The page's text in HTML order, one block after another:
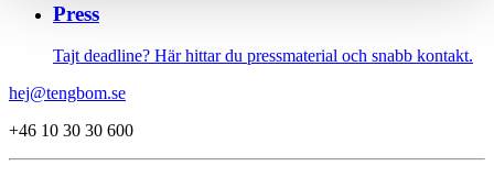
Press
Tajt deadline? Här hittar du pressmaterial och snabb kontakt.
hej@tengbom.se
+46 10 30 30 600